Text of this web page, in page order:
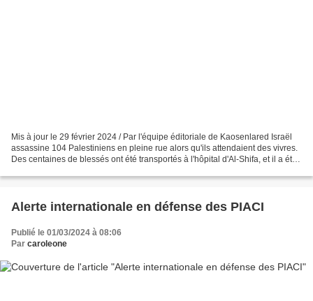
Mis à jour le 29 février 2024 / Par l'équipe éditoriale de Kaosenlared Israël
assassine 104 Palestiniens en pleine rue alors qu'ils attendaient des vivres.
Des centaines de blessés ont été transportés à l'hôpital d'Al-Shifa, et il a été
Alerte internationale en défense des PIACI
Publié le 01/03/2024 à 08:06
Par caroleone